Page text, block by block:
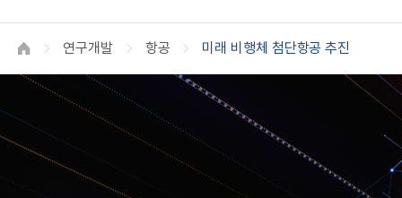
A
HOME 연구개발 항공 미래 비행체 첨단항공 추진